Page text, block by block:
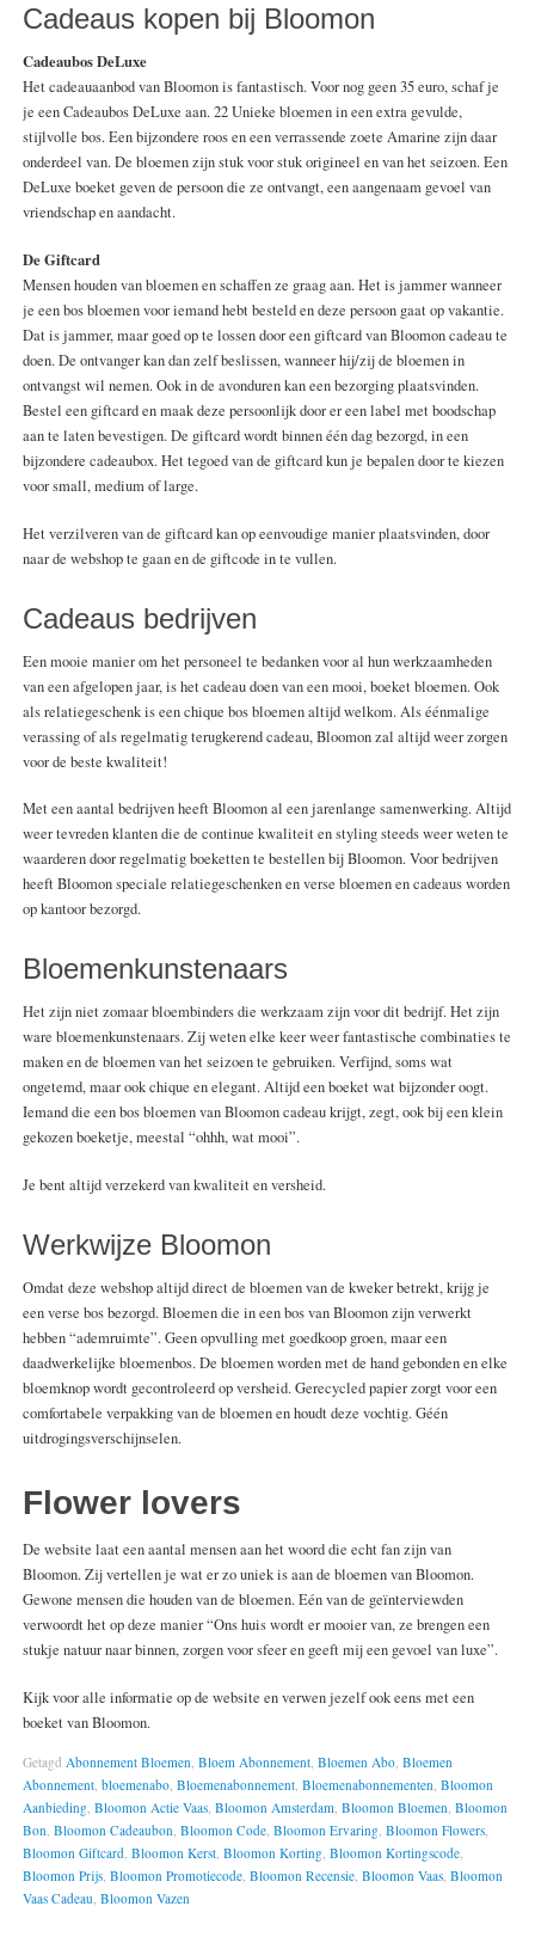
Cadeaus kopen bij Bloomon
Cadeaubos DeLuxe
Het cadeauaanbod van Bloomon is fantastisch. Voor nog geen 35 euro, schaf je
je een Cadeaubos DeLuxe aan. 22 Unieke bloemen in een extra gevulde,
stijlvolle bos. Een bijzondere roos en een verrassende zoete Amarine zijn daar
onderdeel van. De bloemen zijn stuk voor stuk origineel en van het seizoen. Een
DeLuxe boeket geven de persoon die ze ontvangt, een aangenaam gevoel van
vriendschap en aandacht.
De Giftcard
Mensen houden van bloemen en schaffen ze graag aan. Het is jammer wanneer
je een bos bloemen voor iemand hebt besteld en deze persoon gaat op vakantie.
Dat is jammer, maar goed op te lossen door een giftcard van Bloomon cadeau te
doen. De ontvanger kan dan zelf beslissen, wanneer hij/zij de bloemen in
ontvangst wil nemen. Ook in de avonduren kan een bezorging plaatsvinden.
Bestel een giftcard en maak deze persoonlijk door er een label met boodschap
aan te laten bevestigen. De giftcard wordt binnen één dag bezorgd, in een
bijzondere cadeaubox. Het tegoed van de giftcard kun je bepalen door te kiezen
voor small, medium of large.
Het verzilveren van de giftcard kan op eenvoudige manier plaatsvinden, door
naar de webshop te gaan en de giftcode in te vullen.
Cadeaus bedrijven
Een mooie manier om het personeel te bedanken voor al hun werkzaamheden
van een afgelopen jaar, is het cadeau doen van een mooi, boeket bloemen. Ook
als relatiegeschenk is een chique bos bloemen altijd welkom. Als éénmalige
verassing of als regelmatig terugkerend cadeau, Bloomon zal altijd weer zorgen
voor de beste kwaliteit!
Met een aantal bedrijven heeft Bloomon al een jarenlange samenwerking. Altijd
weer tevreden klanten die de continue kwaliteit en styling steeds weer weten te
waarderen door regelmatig boeketten te bestellen bij Bloomon. Voor bedrijven
heeft Bloomon speciale relatiegeschenken en verse bloemen en cadeaus worden
op kantoor bezorgd.
Bloemenkunstenaars
Het zijn niet zomaar bloembinders die werkzaam zijn voor dit bedrijf. Het zijn
ware bloemenkunstenaars. Zij weten elke keer weer fantastische combinaties te
maken en de bloemen van het seizoen te gebruiken. Verfijnd, soms wat
ongetemd, maar ook chique en elegant. Altijd een boeket wat bijzonder oogt.
Iemand die een bos bloemen van Bloomon cadeau krijgt, zegt, ook bij een klein
gekozen boeketje, meestal “ohhh, wat mooi”.
Je bent altijd verzekerd van kwaliteit en versheid.
Werkwijze Bloomon
Omdat deze webshop altijd direct de bloemen van de kweker betrekt, krijg je
een verse bos bezorgd. Bloemen die in een bos van Bloomon zijn verwerkt
hebben “ademruimte”. Geen opvulling met goedkoop groen, maar een
daadwerkelijke bloemenbos. De bloemen worden met de hand gebonden en elke
bloemknop wordt gecontroleerd op versheid. Gerecycled papier zorgt voor een
comfortabele verpakking van de bloemen en houdt deze vochtig. Géén
uitdrogingsverschijnselen.
Flower lovers
De website laat een aantal mensen aan het woord die echt fan zijn van
Bloomon. Zij vertellen je wat er zo uniek is aan de bloemen van Bloomon.
Gewone mensen die houden van de bloemen. Eén van de geïnterviewden
verwoordt het op deze manier “Ons huis wordt er mooier van, ze brengen een
stukje natuur naar binnen, zorgen voor sfeer en geeft mij een gevoel van luxe”.
Kijk voor alle informatie op de website en verwen jezelf ook eens met een
boeket van Bloomon.
Getagd Abonnement Bloemen Bloem Abonnement, Bloemen Abo, Bloemen
Abonnement, bloemenabo, Bloemenabonnement, Bloemenabonnementen Bloomon
Aanbieding, Bloomon Actie Vaas, Bloomon Amsterdam Bloomon Bloemen Bloomon
Bon Bloomon Cadeaubon Bloomon Code, Bloomon Ervaring, Bloomon Flowers,
Bloomon Giftcard Bloomon Kerst, Bloomon Korting, Bloomon Kortingscode,
Bloomon Prijs, Bloomon Promotiecode, Bloomon Recensie, Bloomon Vaas, Bloomon
Vaas Cadeau Bloomon Vazen